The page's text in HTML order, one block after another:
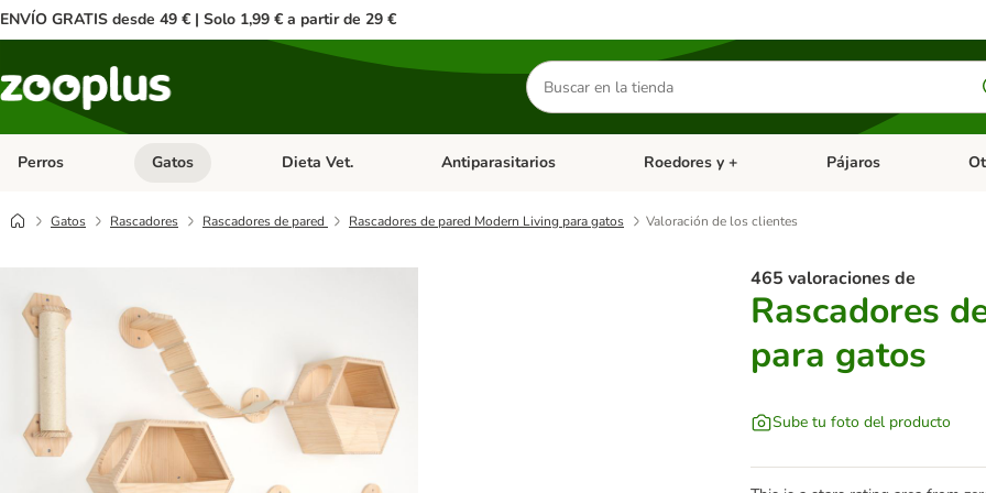
ENVÍO GRATIS desde 49 € | Solo 1,99 € a partir de 29 €
Buscar
productos
Perros Menú de categoria abierto: Perros
Gatos Menú de categoria abierto: Gatos
Dieta Vet. Menú de categoria abierto: Dieta Vet.
Antiparasitarios Menú de categoria abierto: Antiparasitarios
Roedores y + Menú de categoria
Pájaros
Gatos Rascadores Rascadores de pared Rascadores de pared Modern Living para gatos Valoración de los clientes
465 valoraciones de
Rascadores
para gatos
Sube tu foto del producto